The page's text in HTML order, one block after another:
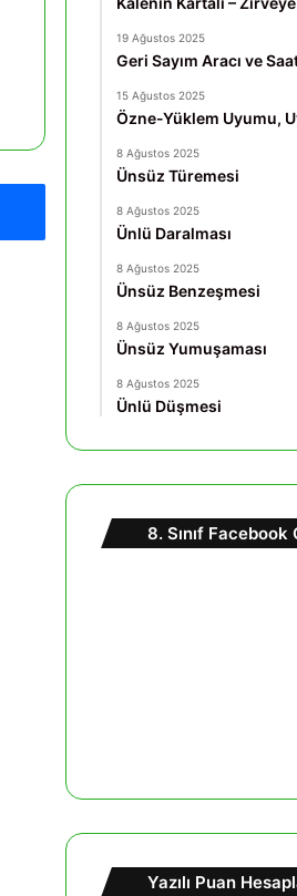
19 Ağustos 2025
Geri Sayım Aracı ve
15 Ağustos 2025
Özne-Yüklem Uyumu,
8 Ağustos 2025
Ünsüz Türemesi
8 Ağustos 2025
Ünlü Daralması
8 Ağustos 2025
Ünsüz Benzeşmesi
8 Ağustos 2025
Ünsüz Yumuşaması
8 Ağustos 2025
Ünlü Düşmesi
8. Sınıf Facebook
Yazılı Puan